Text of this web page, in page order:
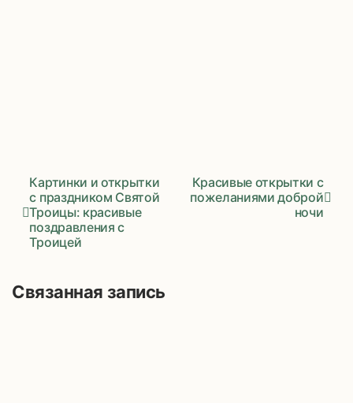
Навигация
по
Картинки и открытки
с праздником Святой
Троицы: красивые
поздравления с
Троицей
Красивые открытки с
пожеланиями доброй
ночи
Связанная запись